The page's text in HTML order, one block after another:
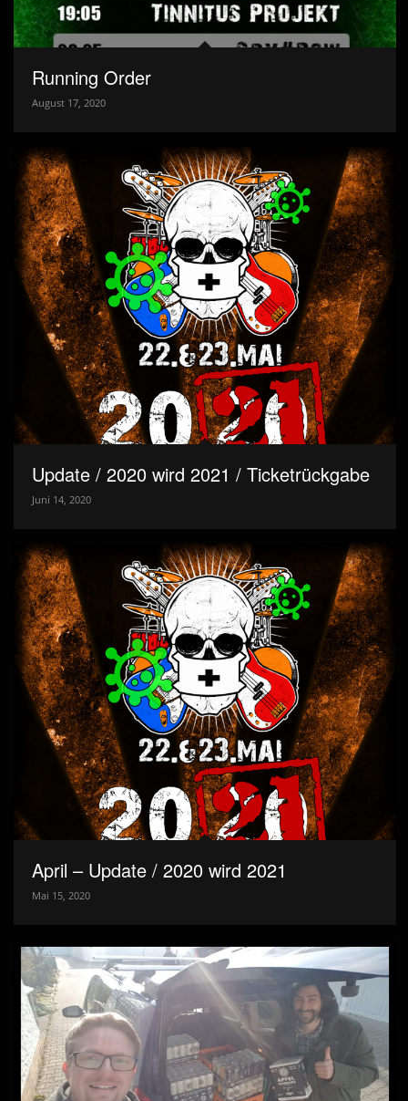
Running Order
August 17, 2020
Update / 2020 wird 2021 / Ticketrückgabe
Juni 14, 2020
April – Update / 2020 wird 2021
Mai 15, 2020